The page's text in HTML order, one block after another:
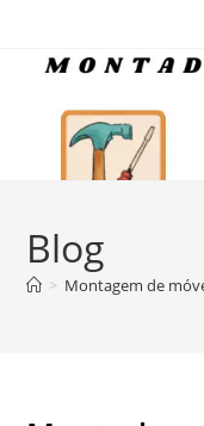
Blog
> Montagem de